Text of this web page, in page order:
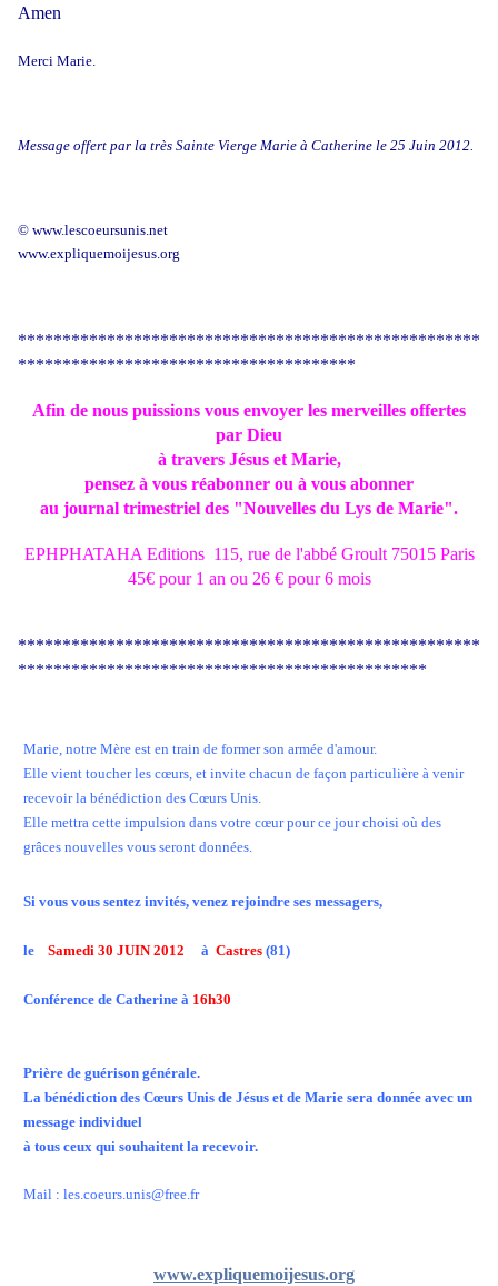
Amen
Merci Marie.
Message offert par la très Sainte Vierge Marie à Catherine le 25 Juin 2012.
© www.lescoeursunis.net
www.expliquemoijesus.org
****************************************************
**************************************
Afin de nous puissions vous envoyer les merveilles offertes
par Dieu
à travers Jésus et Marie,
pensez à vous réabonner ou à vous abonner
au journal trimestriel des "Nouvelles du Lys de Marie".
EPHPHATAHA Editions 115, rue de l'abbé Groult 75015 Paris
45€ pour 1 an ou 26 € pour 6 mois
****************************************************
**********************************************
Marie, notre Mère est en train de former son armée d'amour.
Elle vient toucher les cœurs, et invite chacun de façon particulière à venir
recevoir la bénédiction des Cœurs Unis.
Elle mettra cette impulsion dans votre cœur pour ce jour choisi où des
grâces nouvelles vous seront données.
Si vous vous sentez invités, venez rejoindre ses messagers,
le Samedi 30 JUIN 2012 à Castres (81)
Conférence de Catherine à 16h30
Prière de guérison générale.
La bénédiction des Cœurs Unis de Jésus et de Marie sera donnée avec un
message individuel
à tous ceux qui souhaitent la recevoir.
Mail : les.coeurs.unis@free.fr
www.expliquemoijesus.org